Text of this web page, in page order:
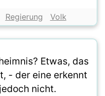
Regierung Volk
Etwas, das
- der eine erkennt
nicht.